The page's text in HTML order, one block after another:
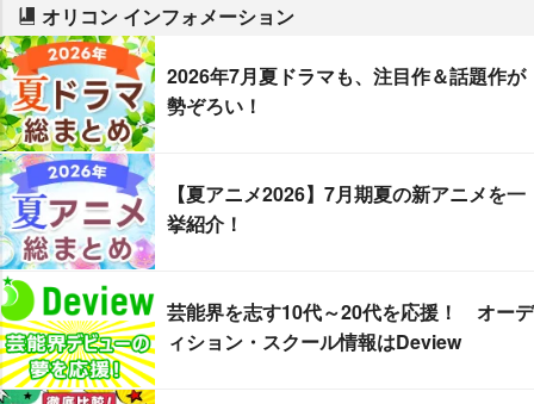
オリコン インフォメーション
2026年7月夏ドラマも、注目作＆話題作が
勢ぞろい！
【夏アニメ2026】7月期夏の新アニメを一
挙紹介！
芸能界を志す10代～20代を応援！ オーデ
ィション・スクール情報はDeview